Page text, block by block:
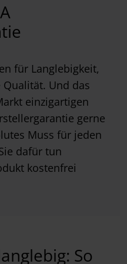
für Langlebigkeit,
Und das
einzigartigen
gerne
Muss für jeden
dafür tun
kostenfrei
So